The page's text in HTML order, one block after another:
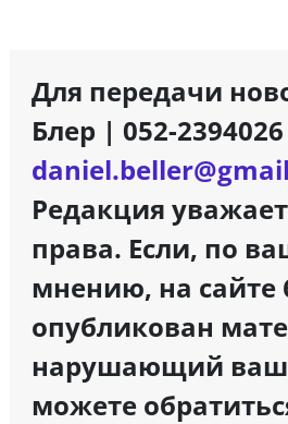
Для передачи
Блер | 052-
Редакция
права. Если, по
мнению, на сайте
опубликован
нарушающий
можете